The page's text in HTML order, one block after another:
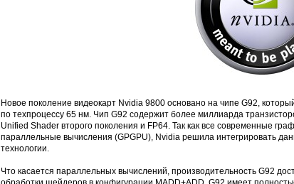
Новое поколение видеокарт Nvidia 9800 основано на чипе G92,
по техпроцессу 65 нм. Чип G92 содержит более миллиарда
Unified Shader второго поколения и FP64. Так как все современные
параллельные вычисления (GPGPU), Nvidia решила интегрировать
технологии.
Что касается параллельных вычислений, производительность G92